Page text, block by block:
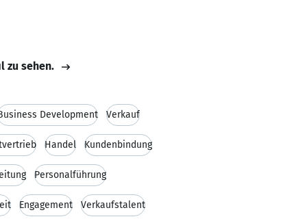
zu sehen.
Development Verkauf
Handel Kundenbindung
Personalführung
Engagement Verkaufstalent